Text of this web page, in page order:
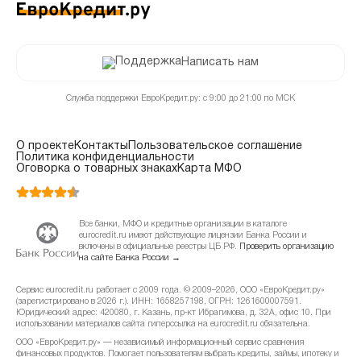
Написать нам
Служба поддержки ЕвроКредит.ру: с 9:00 до 21:00 по МСК
О проектеКонтакты Пользовательское соглашение
Политика конфиденциальности
Оговорка о товарных знакахКарта МФО
Все банки, МФО и кредитные организации в каталоге
eurocredit.ru имеют действующие лицензии Банка России и
включены в официальные реестры ЦБ РФ.
Проверить организацию
на сайте Банка России →
Сервис eurocredit.ru работает с 2009 года. © 2009–2026, ООО «ЕвроКредит.ру»
(зарегистрировано в 2026 г.). ИНН: 1658257198, ОГРН: 1261600007591.
Юридический адрес: 420080, г. Казань, пр-кт Ибрагимова, д. 32А, офис 10. При
использовании материалов сайта гиперссылка на eurocredit.ru обязательна.
ООО «ЕвроКредит.ру» — независимый информационный сервис сравнения
финансовых продуктов. Помогает пользователям выбрать кредиты, займы, ипотеку и